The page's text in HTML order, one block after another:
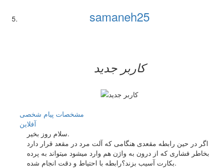
samaneh25
کاربر جدید
مشخصات پیام شخصی
آفلاين
سلام روز بخیر.
اگر در حین رابطه مقعدی هنگامی که آلت مرد در مقعد قرار دارد
بخاطر فشاری که از درون به واژن هم وارد میشود میتواند به پرده
بکارت آسیب بزند؟رابطه با احتیاط و دقت انجام شده.